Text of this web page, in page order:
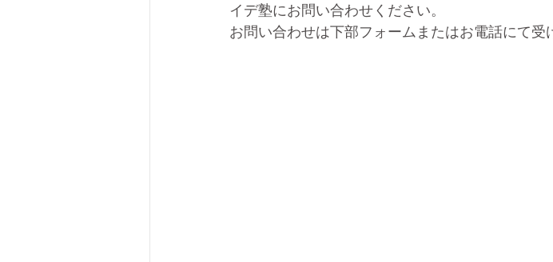
イデ塾にお問い合わせください。
お問い合わせは下部フォームまたはお電話にて受